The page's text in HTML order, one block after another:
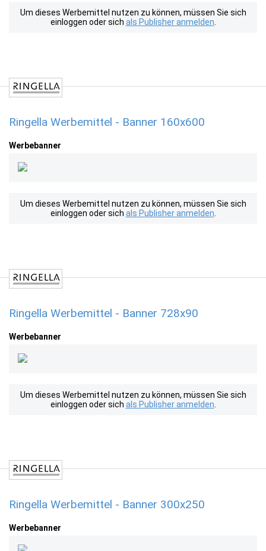
Um dieses Werbemittel nutzen zu können, müssen Sie sich
einloggen oder sich als Publisher anmelden
Ringella Werbemittel - Banner 160x600
Werbebanner
Um dieses Werbemittel nutzen zu können, müssen Sie sich
einloggen oder sich als Publisher anmelden
Ringella Werbemittel - Banner 728x90
Werbebanner
Um dieses Werbemittel nutzen zu können, müssen Sie sich
einloggen oder sich als Publisher anmelden
Ringella Werbemittel - Banner 300x250
Werbebanner